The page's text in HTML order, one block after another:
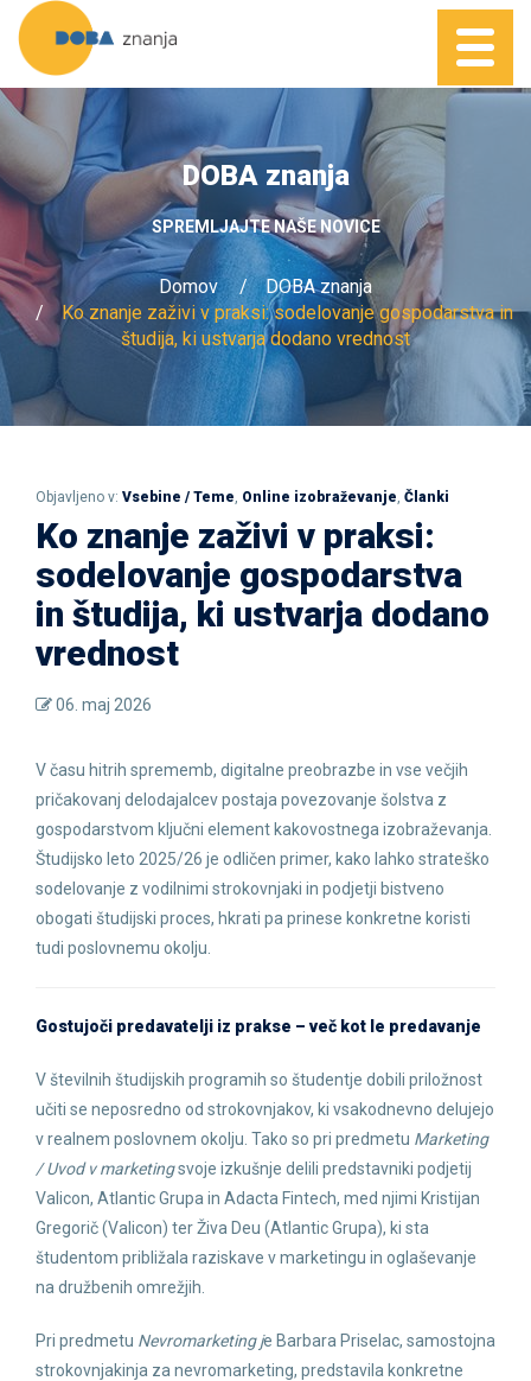
DOBA znanja
SPREMLJAJTE NAŠE NOVICE
Domov
DOBA znanja
Ko znanje zaživi v praksi: sodelovanje gospodarstva in
študija, ki ustvarja dodano vrednost
Objavljeno v: Vsebine / Teme, Online izobraževanje, Članki
Ko znanje zaživi v praksi:
sodelovanje gospodarstva
in študija, ki ustvarja dodano
vrednost
06. maj 2026
V času hitrih sprememb, digitalne preobrazbe in vse večjih
pričakovanj delodajalcev postaja povezovanje šolstva z
gospodarstvom ključni element kakovostnega izobraževanja.
Študijsko leto 2025/26 je odličen primer, kako lahko strateško
sodelovanje z vodilnimi strokovnjaki in podjetji bistveno
obogati študijski proces, hkrati pa prinese konkretne koristi
tudi poslovnemu okolju.
Gostujoči predavatelji iz prakse – več kot le predavanje
V številnih študijskih programih so študentje dobili priložnost
učiti se neposredno od strokovnjakov, ki vsakodnevno delujejo
v realnem poslovnem okolju. Tako so pri predmetu Marketing
/ Uvod v marketingsvoje izkušnje delili predstavniki podjetij
Valicon, Atlantic Grupa in Adacta Fintech, med njimi Kristijan
Gregorič (Valicon) ter Živa Deu (Atlantic Grupa), ki sta
študentom približala raziskave v marketingu in oglaševanje
na družbenih omrežjih.
Pri predmetu Nevromarketing je Barbara Priselac, samostojna
strokovnjakinja za nevromarketing, predstavila konkretne